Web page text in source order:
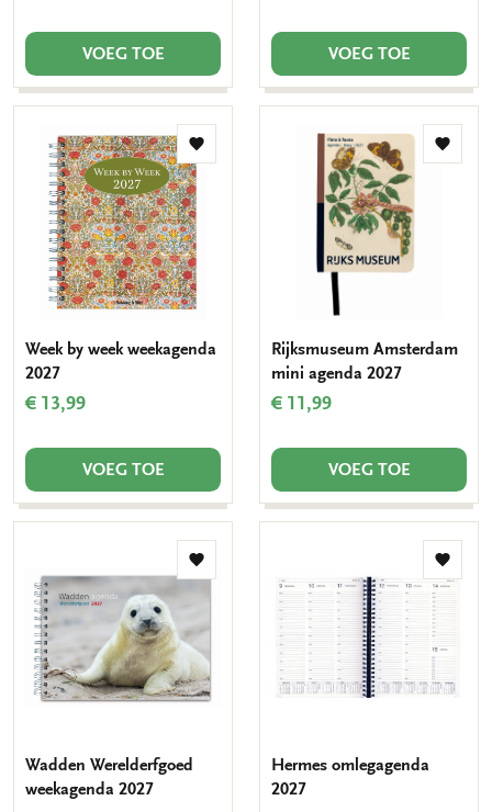
VOEG TOE VOEG TOE
Toevoegen
aan
verlanglijst
Week by week weekagenda
2027
€ 13,99
VOEG TOE
Rijksmuseum Amsterdam
mini agenda 2027
€ 11,99
VOEG TOE
Toevoegen
Wadden Werelderfgoed
weekagenda 2027
aan
Hermes omlegagenda
2027